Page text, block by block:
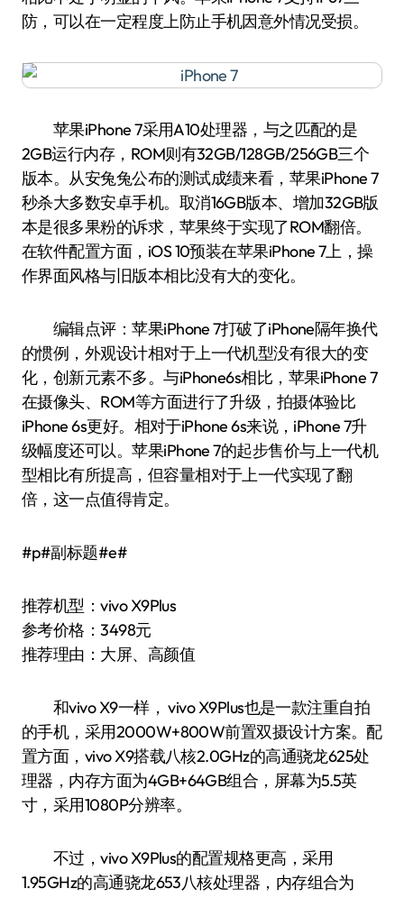
防，可以在一定程度上防止手机因意外情况受损。
苹果iPhone 7采用A10处理器，与之匹配的是
2GB运行内存，ROM则有32GB/128GB/256GB三个
版本。从安兔兔公布的测试成绩来看，苹果iPhone 7
秒杀大多数安卓手机。取消16GB版本、增加32GB版
本是很多果粉的诉求，苹果终于实现了ROM翻倍。
在软件配置方面，iOS 10预装在苹果iPhone 7上，操
作界面风格与旧版本相比没有大的变化。
编辑点评：苹果iPhone 7打破了iPhone隔年换代
的惯例，外观设计相对于上一代机型没有很大的变
化，创新元素不多。与iPhone6s相比，苹果iPhone 7
在摄像头、ROM等方面进行了升级，拍摄体验比
iPhone 6s更好。相对于iPhone 6s来说，iPhone 7升
级幅度还可以。苹果iPhone 7的起步售价与上一代机
型相比有所提高，但容量相对于上一代实现了翻
倍，这一点值得肯定。
#p#副标题#e#
推荐机型：vivo X9Plus
参考价格：3498元
推荐理由：大屏、高颜值
和vivo X9一样， vivo X9Plus也是一款注重自拍
的手机，采用2000W+800W前置双摄设计方案。配
置方面，vivo X9搭载八核2.0GHz的高通骁龙625处
理器，内存方面为4GB+64GB组合，屏幕为5.5英
寸，采用1080P分辨率。
不过，vivo X9Plus的配置规格更高，采用
1.95GHz的高通骁龙653八核处理器，内存组合为